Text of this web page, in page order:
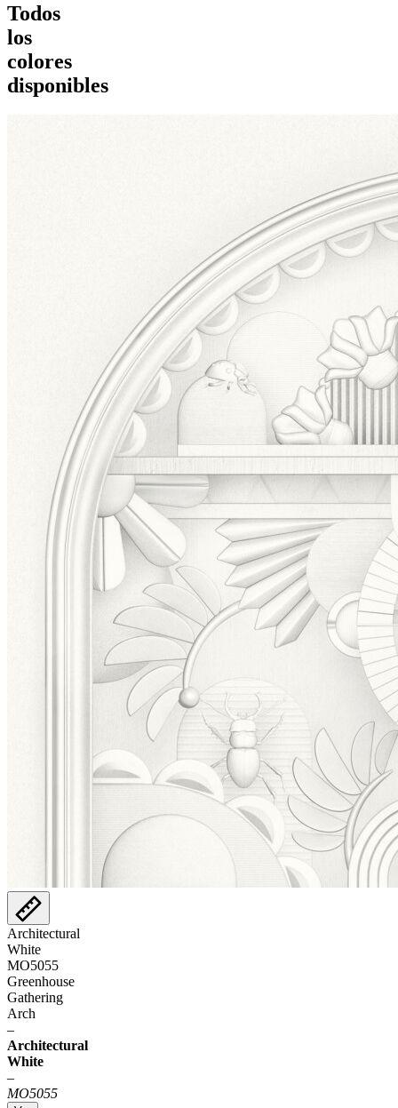
Todos
los
colores
disponibles
Architectural
White
MO5055
Greenhouse
Gathering
Arch
–
Architectural
White
–
MO5055